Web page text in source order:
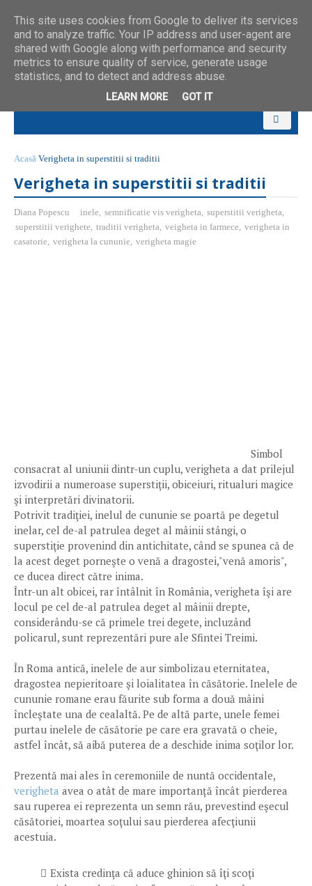
Acasă Verigheta in superstitii si traditii
Verigheta in superstitii si traditii
Diana Popescu inele, semnificatie vis verigheta, superstitii verigheta,
superstitii verighete, traditii verigheta, veigheta in farmece, verigheta in
casatorie, verigheta la cununie, verigheta magie
Simbol
consacrat al uniunii dintr-un cuplu, verigheta a dat prilejul
izvodirii a numeroase superstiţii, obiceiuri, ritualuri magice
şi interpretări divinatorii.
Potrivit tradiţiei, inelul de cununie se poartă pe degetul
inelar, cel de-al patrulea deget al mâinii stângi, o
superstiţie provenind din antichitate, când se spunea că de
la acest deget porneşte o venă a dragostei,"venă amoris",
ce ducea direct către inima.
Într-un alt obicei, rar întâlnit în România, verigheta îşi are
locul pe cel de-al patrulea deget al mâinii drepte,
considerându-se că primele trei degete, incluzând
policarul, sunt reprezentări pure ale Sfintei Treimi.
În Roma antică, inelele de aur simbolizau eternitatea,
dragostea nepieritoare şi loialitatea în căsătorie. Inelele de
cununie romane erau făurite sub forma a două mâini
încleştate una de cealaltă. Pe de altă parte, unele femei
purtau inelele de căsătorie pe care era gravată o cheie,
astfel încât, să aibă puterea de a deschide inima soţilor lor.
Prezentă mai ales în ceremoniile de nuntă occidentale,
verigheta avea o atât de mare importanță încât pierderea
sau ruperea ei reprezenta un semn rău, prevestind eşecul
căsătoriei, moartea soţului sau pierderea afecţiunii
acestuia.
Exista credinţa că aduce ghinion să îţi scoţi
This site uses cookies from Google to deliver its services
and to analyze traffic. Your IP address and user-agent are
shared with Google along with performance and security
metrics to ensure quality of service, generate usage
statistics, and to detect and address abuse.
LEARN MORE GOT IT